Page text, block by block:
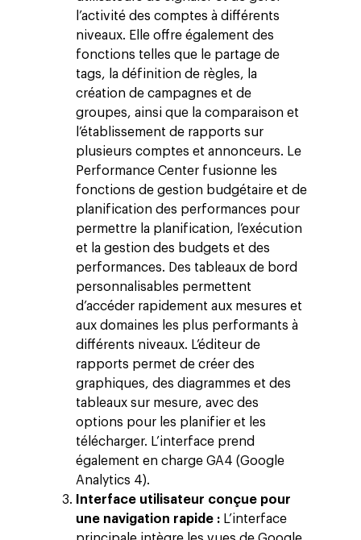
l’activité des comptes à différents
niveaux. Elle offre également des
fonctions telles que le partage de
tags, la définition de règles, la
création de campagnes et de
groupes, ainsi que la comparaison et
l’établissement de rapports sur
plusieurs comptes et annonceurs. Le
Performance Center fusionne les
fonctions de gestion budgétaire et de
planification des performances pour
permettre la planification, l’exécution
et la gestion des budgets et des
performances. Des tableaux de bord
personnalisables permettent
d’accéder rapidement aux mesures et
aux domaines les plus performants à
différents niveaux. L’éditeur de
rapports permet de créer des
graphiques, des diagrammes et des
tableaux sur mesure, avec des
options pour les planifier et les
télécharger. L’interface prend
également en charge GA4 (Google
Analytics 4).
Interface utilisateur conçue pour
une navigation rapide : L’interface
Altivia
Marketing Digital